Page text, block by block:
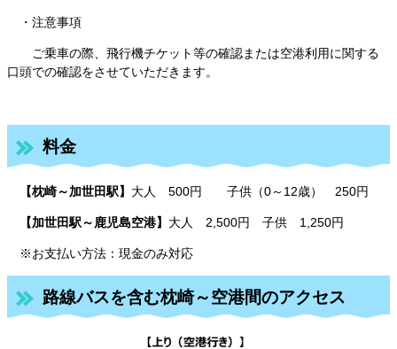
・注意事項
ご乗車の際、飛行機チケット等の確認または空港利用に関する
口頭での確認をさせていただきます。
料金
【枕崎～加世田駅】 大人 500円 子供（0～12歳） 250円
【加世田駅～鹿児島空港】 大人 2,500円 子供 1,250円
※お支払い方法：現金のみ対応
路線バスを含む枕崎～空港間のアクセス